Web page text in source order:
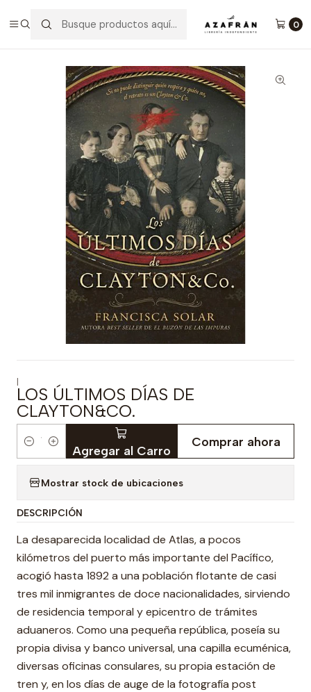
0
Terror Y Ciencia Ficción
Los ÚLtimos Días De Clayton&co.
|
LOS ÚLTIMOS DÍAS DE
CLAYTON&CO.
Cantidad Agregar al Carro
Comprar ahora
Mostrar stock de ubicaciones
DESCRIPCIÓN
La desaparecida localidad de Atlas, a pocos
kilómetros del puerto más importante del Pacífico,
acogió hasta 1892 a una población flotante de casi
tres mil inmigrantes de doce nacionalidades, sirviendo
de residencia temporal y epicentro de trámites
aduaneros. Como una pequeña república, poseía su
propia divisa y banco universal, una capilla ecuménica,
diversas oficinas consulares, su propia estación de
tren y, en los días de auge de la fotografía post